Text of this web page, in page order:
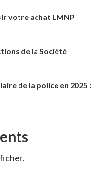
votre achat LMNP
de la Société
de la police en 2025 :